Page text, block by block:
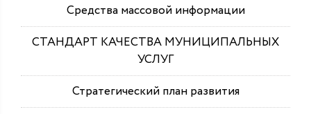
Средства массовой информации
СТАНДАРТ КАЧЕСТВА МУНИЦИПАЛЬНЫХ
УСЛУГ
Стратегический план развития